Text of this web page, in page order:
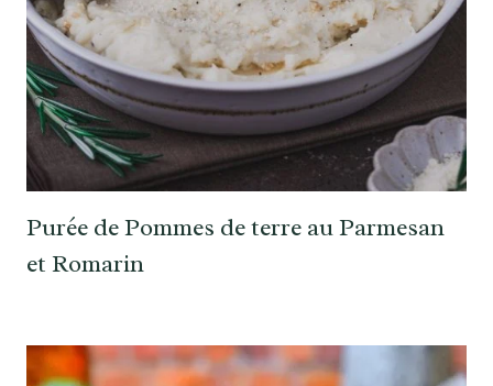
Purée de Pommes de terre au Parmesan
et Romarin